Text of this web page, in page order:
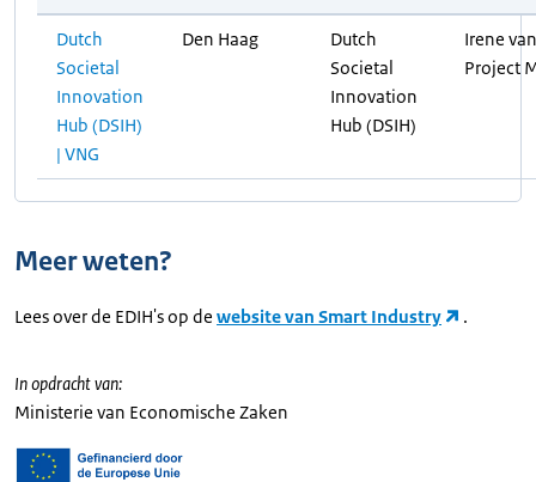
Dutch
Societal
Innovation
Hub (DSIH)
| VNG
Den Haag
Dutch
Societal
Innovation
Hub (DSIH)
Irene
Project
Meer weten?
Lees over de EDIH's op de website van Smart Industry .
In opdracht van:
Ministerie van Economische Zaken